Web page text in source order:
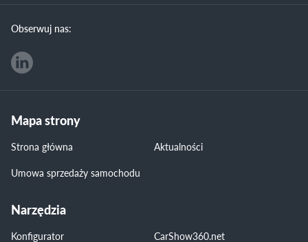
Obserwuj nas:
Mapa strony
Strona główna
Aktualności
Umowa sprzedaży samochodu
Narzędzia
Konfigurator CarShow360.net